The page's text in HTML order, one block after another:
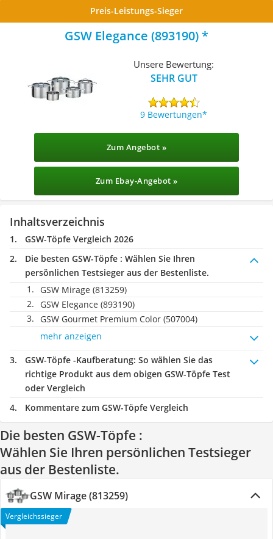
Preis-Leistungs-Sieger
GSW Elegance (893190)
Unsere Bewertung:
SEHR GUT
9 Bewertungen
Zum Angebot »
Zum Ebay-Angebot »
Inhaltsverzeichnis
GSW-Töpfe Vergleich 2026
Die besten GSW-Töpfe : Wählen Sie Ihren
persönlichen Testsieger aus der Bestenliste.
GSW Mirage (813259)
GSW Elegance (893190)
GSW Gourmet Premium Color (507004)
mehr anzeigen
GSW-Töpfe -Kaufberatung: So wählen Sie das
richtige Produkt aus dem obigen GSW-Töpfe Test
oder Vergleich
Kommentare zum GSW-Töpfe Vergleich
Die besten GSW-Töpfe :
Wählen Sie Ihren persönlichen Testsieger
aus der Bestenliste.
GSW Mirage (813259)
Vergleichssieger